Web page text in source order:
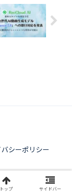
シーポリシー
トップ サイドバー